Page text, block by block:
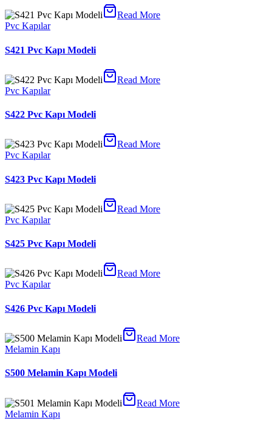
Read More
Pvc Kapılar
S421 Pvc Kapı Modeli
Read More
Pvc Kapılar
S422 Pvc Kapı Modeli
Read More
Pvc Kapılar
S423 Pvc Kapı Modeli
Read More
Pvc Kapılar
S425 Pvc Kapı Modeli
Read More
Pvc Kapılar
S426 Pvc Kapı Modeli
Read More
Melamin Kapı
S500 Melamin Kapı Modeli
Read More
Melamin Kapı